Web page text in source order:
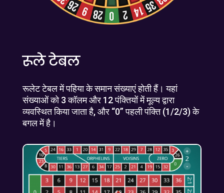
रूले टेबल
रूलेट टेबल में पहिया के समान संख्याएं होती हैं। यहां
संख्याओं को 3 कॉलम और 12 पंक्तियों में मूल्य द्वारा
व्यवस्थित किया जाता है, और “0” पहली पंक्ति (1/2/3) के
बगल में है।